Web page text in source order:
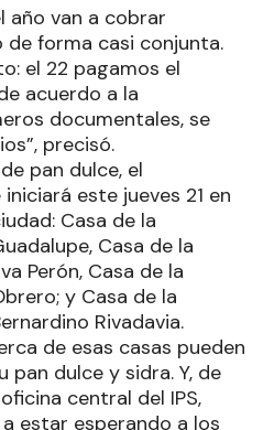
año van a cobrar
de forma casi conjunta.
el 22 pagamos el
acuerdo a la
documentales, se
precisó.
pan dulce, el
este jueves 21 en
Casa de la
Casa de la
Perón, Casa de la
y Casa de la
Rivadavia.
de esas casas pueden
pan dulce y sidra. Y, de
central del IPS,
estar esperando a los